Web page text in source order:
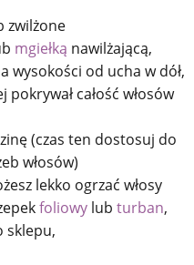
zwilżone
mgiełką nawilżającą,
wysokości od ucha w dół,
całość włosów
(czas ten dostosuj do
włosów)
lekko ogrzać włosy
foliowy lub turban,
sklepu,